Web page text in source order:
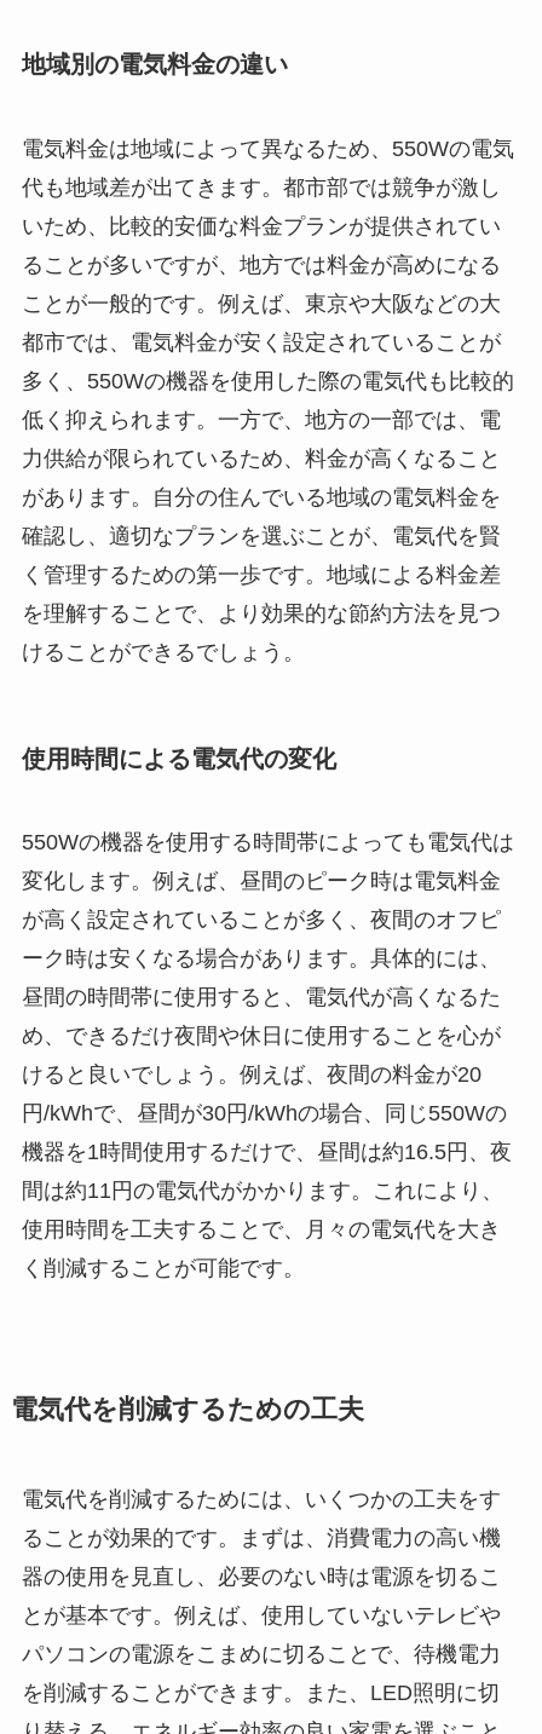
地域別の電気料金の違い
電気料金は地域によって異なるため、550Wの電気
代も地域差が出てきます。都市部では競争が激し
いため、比較的安価な料金プランが提供されてい
ることが多いですが、地方では料金が高めになる
ことが一般的です。例えば、東京や大阪などの大
都市では、電気料金が安く設定されていることが
多く、550Wの機器を使用した際の電気代も比較的
低く抑えられます。一方で、地方の一部では、電
力供給が限られているため、料金が高くなること
があります。自分の住んでいる地域の電気料金を
確認し、適切なプランを選ぶことが、電気代を賢
く管理するための第一歩です。地域による料金差
を理解することで、より効果的な節約方法を見つ
けることができるでしょう。
使用時間による電気代の変化
550Wの機器を使用する時間帯によっても電気代は
変化します。例えば、昼間のピーク時は電気料金
が高く設定されていることが多く、夜間のオフピ
ーク時は安くなる場合があります。具体的には、
昼間の時間帯に使用すると、電気代が高くなるた
め、できるだけ夜間や休日に使用することを心が
けると良いでしょう。例えば、夜間の料金が20
円/kWhで、昼間が30円/kWhの場合、同じ550Wの
機器を1時間使用するだけで、昼間は約16.5円、夜
間は約11円の電気代がかかります。これにより、
使用時間を工夫することで、月々の電気代を大き
く削減することが可能です。
電気代を削減するための工夫
電気代を削減するためには、いくつかの工夫をす
ることが効果的です。まずは、消費電力の高い機
器の使用を見直し、必要のない時は電源を切るこ
とが基本です。例えば、使用していないテレビや
パソコンの電源をこまめに切ることで、待機電力
を削減することができます。また、LED照明に切